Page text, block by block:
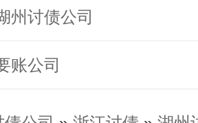
州讨债公司
账公司